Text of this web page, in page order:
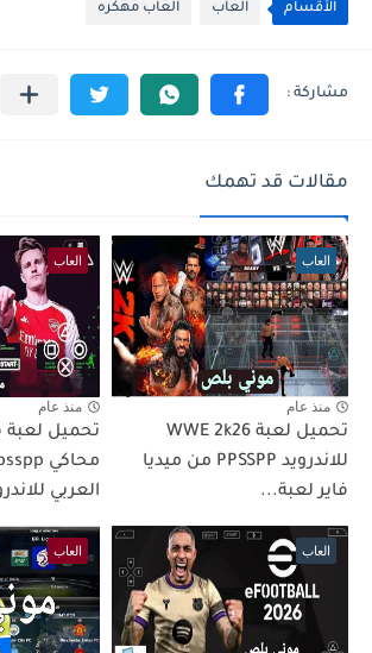
الأقسام العاب العاب مهكره
مقالات قد تهمك
العاب
منذ عام
تحميل لعبة WWE 2k26
للاندرويد PPSSPP من ميديا
فاير لعبة...
العاب
منذ عام
العربي
العاب العاب